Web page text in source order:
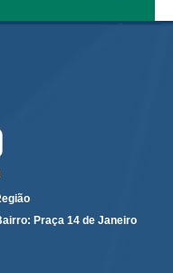
e Inclusão
Praça 14 de Janeiro